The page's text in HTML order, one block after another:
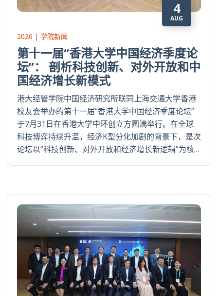
4
AUG
2026 | 学院新闻
第十一届“香港大学中国经济季度论
坛”： 剖析科技创新、对外开放和中
国经济增长新模式
港大经管学院中国经济研究所联同上海交通大学香港
校友会举办的第十一届“香港大学中国经济季度论坛”
于7月31日在香港大学中环创立方圆满举行。在全球
科技博弈持续升温，经济K型分化加剧的背景下，是次
论坛以“科技创新、对外开放和经济增长新逻辑”为核…